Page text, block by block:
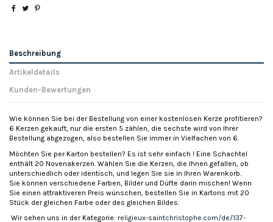
Beschreibung
Artikeldetails
Kunden-Bewertungen
Wie können Sie bei der Bestellung von einer kostenlosen Kerze profitieren?
6 Kerzen gekauft, nur die ersten 5 zählen, die sechste wird von Ihrer
Bestellung abgezogen, also bestellen Sie immer in Vielfachen von 6.
Möchten Sie per Karton bestellen? Es ist sehr einfach ! Eine Schachtel
enthält 20 Novenakerzen. Wählen Sie die Kerzen, die Ihnen gefallen, ob
unterschiedlich oder identisch, und legen Sie sie in Ihren Warenkorb.
Sie können verschiedene Farben, Bilder und Düfte darin mischen! Wenn
Sie einen attraktiveren Preis wünschen, bestellen Sie in Kartons mit 20
Stück der gleichen Farbe oder des gleichen Bildes.
Wir sehen uns in der Kategorie: religieux-saintchristophe.com/de/137-